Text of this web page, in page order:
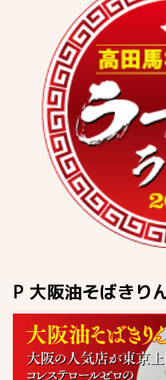
P 大阪油そばきり